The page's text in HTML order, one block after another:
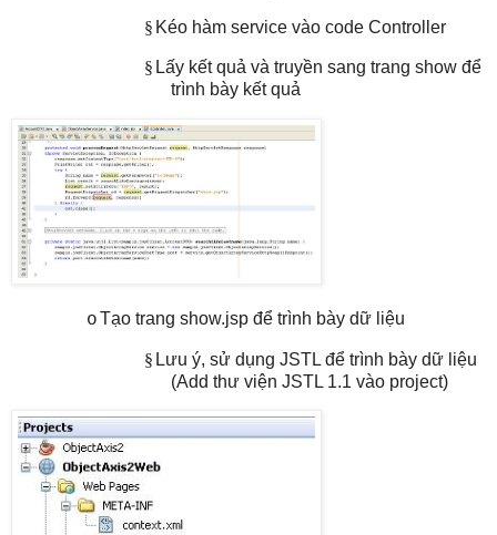
§ Kéo hàm service vào code Controller
§ Lấy kết quả và truyền sang trang show để
trình bày kết quả
oTạo trang show.jsp để trình bày dữ liệu
§ Lưu ý, sử dụng JSTL để trình bày dữ liệu
(Add thư viện JSTL 1.1 vào project)